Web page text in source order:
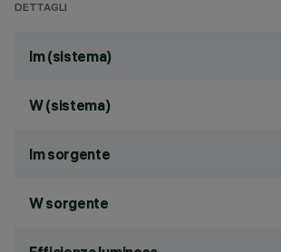
DETTAGLI
lm (sistema)
W (sistema)
lm sorgente
W sorgente